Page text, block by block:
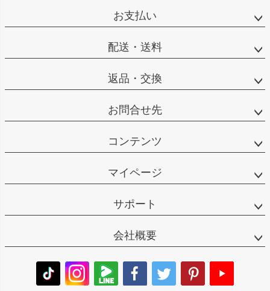
お支払い
配送・送料
返品・交換
お問合せ先
コンテンツ
マイページ
サポート
会社概要